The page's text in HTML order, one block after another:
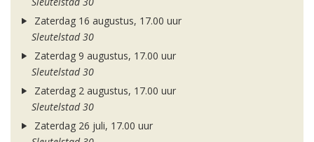
Zaterdag 16 augustus, 17.00 uur
Sleutelstad 30
Zaterdag 9 augustus, 17.00 uur
Sleutelstad 30
Zaterdag 2 augustus, 17.00 uur
Sleutelstad 30
Zaterdag 26 juli, 17.00 uur